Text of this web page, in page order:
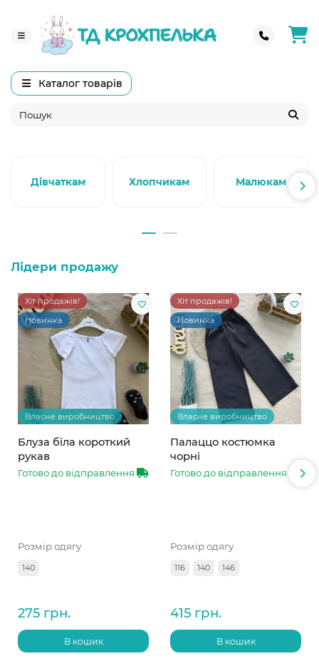
Каталог товарів
Дівчаткам Хлопчикам Малюкам
Лідери продажу
Хіт продажів!
Новинка
Власне виробництво
Блуза біла короткий
рукав
Готово до відправлення
Розмір одягу
140
275 грн.
В кошик
Хіт продажів!
Новинка
Власне виробництво
Палаццо костюмка
чорні
Готово до відправлення
Розмір одягу
116 140 146
415 грн.
В кошик